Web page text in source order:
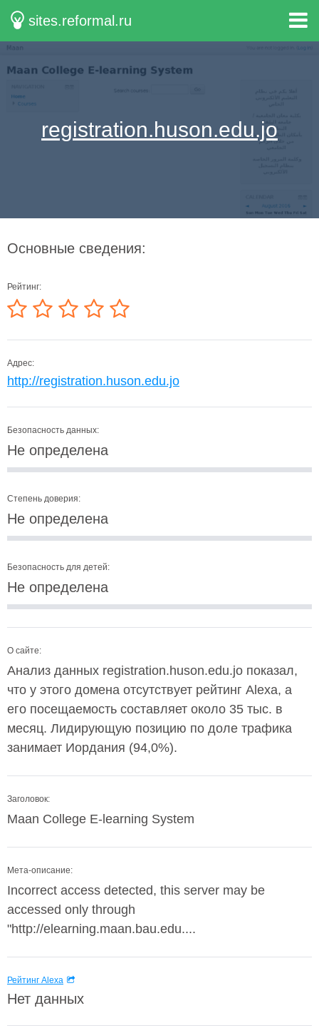
sites.reformal.ru
registration.huson.edu.jo
Основные сведения:
Рейтинг:
Адрес:
http://registration.huson.edu.jo
Безопасность данных:
Не определена
Степень доверия:
Не определена
Безопасность для детей:
Не определена
О сайте:
Анализ данных registration.huson.edu.jo показал,
что у этого домена отсутствует рейтинг Alexa, а
его посещаемость составляет около 35 тыс. в
месяц. Лидирующую позицию по доле трафика
занимает Иордания (94,0%).
Заголовок:
Maan College E-learning System
Мета-описание:
Incorrect access detected, this server may be
accessed only through
"http://elearning.maan.bau.edu....
Рейтинг Alexa
Нет данных